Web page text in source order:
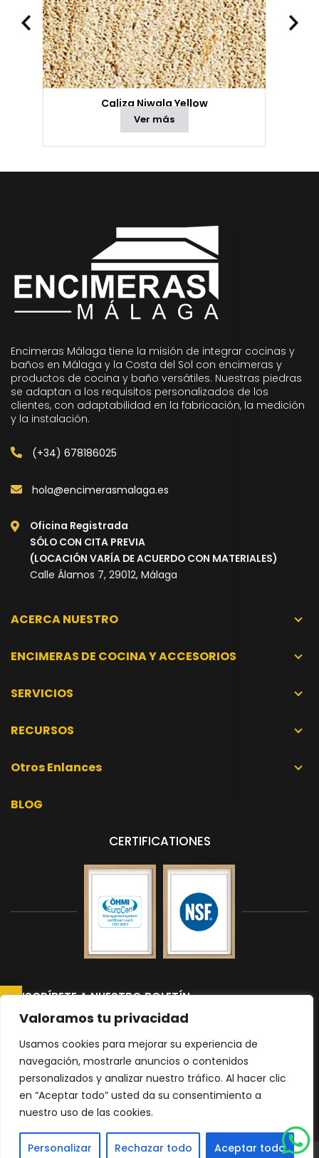
Valoramos tu privacidad
Usamos cookies para mejorar su experiencia de
navegación, mostrarle anuncios o contenidos
personalizados y analizar nuestro tráfico. Al hacer clic
en “Aceptar todo” usted da su consentimiento a
nuestro uso de las cookies.
Personalizar Rechazar todo Aceptar todo
Caliza Niwala Yellow
Ver más
Encimeras Málaga tiene la misión de integrar cocinas y
baños en Málaga y la Costa del Sol con encimeras y
productos de cocina y baño versátiles. Nuestras piedras
se adaptan a los requisitos personalizados de los
clientes, con adaptabilidad en la fabricación, la medición
y la instalación.
(+34) 678186025
hola@encimerasmalaga.es
Oficina Registrada
SÓLO CON CITA PREVIA
(LOCACIÓN VARÍA DE ACUERDO CON MATERIALES)
Calle Álamos 7, 29012, Málaga
ACERCA NUESTRO
ENCIMERAS DE COCINA Y ACCESORIOS
SERVICIOS
RECURSOS
Otros Enlances
BLOG
CERTIFICATIONES
SUSCRÍBETE A NUESTRO BOLETÍN
Suscríbete a nuestro boletín para recibir las últimas noticias y
Please
leave
this
field
Política de Privacidad